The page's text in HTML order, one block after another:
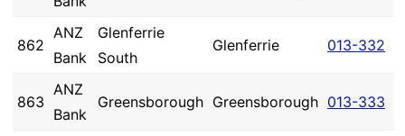
862
ANZ
Bank
Glenferrie
South
Glenferrie 013-332
863
ANZ
Bank
Greensborough Greensborough 013-333